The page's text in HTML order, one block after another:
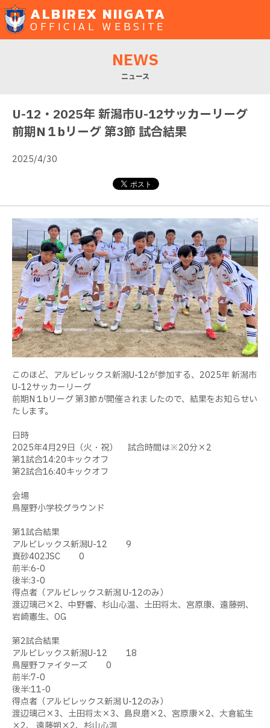
ALBIREX NIIGATA
OFFICIAL WEBSITE
NEWS
ニュース
U-12・2025年 新潟市U-12サッカーリーグ
前期N１bリーグ 第3節 試合結果
2025/4/30
このほど、アルビレックス新潟U-12が参加する、 2025年 新潟市
U-12サッカーリーグ
前期N１bリーグ 第3節が開催されましたので、結果をお知らせい
たします。
日時
2025年4月29日（火・祝） 試合時間は※20分×2
第1試合14:20キックオフ
第2試合16:40キックオフ
会場
鳥屋野小学校グラウンド
第1試合結果
アルビレックス新潟U-12
9
真砂402JSC
0
前半:6-0
後半:3-0
得点者（アルビレックス新潟U-12のみ）
渡辺璃己×2、中野響、杉山心温、土田将太、宮原康、遠藤朔、
岩崎憲生、 OG
第2試合結果
アルビレックス新潟U-12
18
鳥屋野ファイターズ 0
前半:7-0
後半:11-0
得点者（アルビレックス新潟U-12のみ）
渡辺璃己×3、土田将太×3、島良磨×2、宮原康×2、大倉絋生